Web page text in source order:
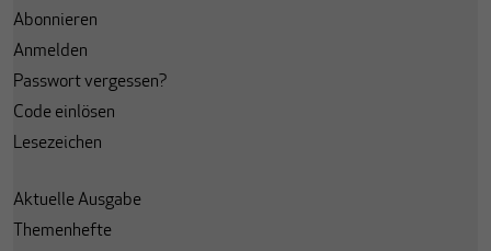
Abonnieren
Anmelden
Passwort vergessen?
Code einlösen
Lesezeichen
Aktuelle Ausgabe
Themenhefte